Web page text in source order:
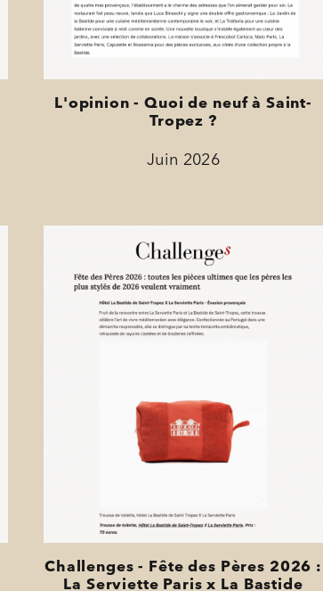
L'opinion - Quoi de neuf à Saint-
Tropez ?
Juin 2026
Challenges - Fête des Pères 2026 :
La Serviette Paris x La Bastide